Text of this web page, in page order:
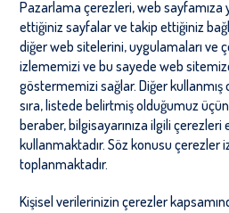
Pazarlama çerezleri, web sayfamıza
ettiğiniz sayfalar ve takip ettiğiniz
diğer web sitelerini, uygulamaları ve
izlememizi ve bu sayede web
göstermemizi sağlar. Diğer kullanmış
sıra, listede belirtmiş olduğumuz
beraber, bilgisayarınıza ilgili
kullanmaktadır. Söz konusu çerezler
toplanmaktadır.
Kişisel verilerinizin çerezler